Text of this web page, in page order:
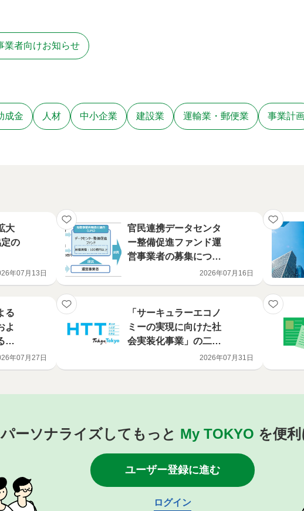
業者向けお知らせ
成金 人材 中小企業 建設業 運輸業・郵便業 事業計
大
の
年07月13日
官民連携データセンタ
ー整備促進ファンド運
営事業者の募集につい
2026年07月16日
る
よ
実
設
者
年07月27日
「サーキュラーエコノ
ミーの実現に向けた社
会実装化事業」の二次
公募の開始及び一次公
募の選定結果について
2026年07月31日
パーソナライズしてもっと My TOKYO を便
ユーザー登録に進む
ログイン